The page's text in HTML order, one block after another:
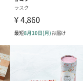
ターの味わいが特徴
チョコレート、ホワ
。